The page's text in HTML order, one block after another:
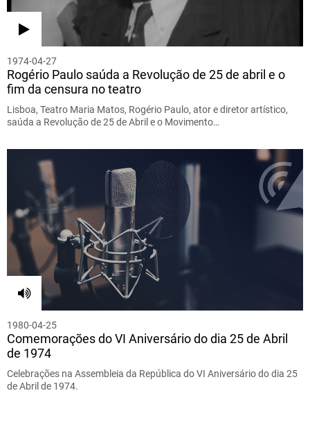
1974-04-27
Rogério Paulo saúda a Revolução de 25 de abril e o
fim da censura no teatro
Lisboa, Teatro Maria Matos, Rogério Paulo, ator e diretor artístico,
saúda a Revolução de 25 de Abril e o Movimento…
1980-04-25
Comemorações do VI Aniversário do dia 25 de Abril
de 1974
Celebrações na Assembleia da República do VI Aniversário do dia 25
de Abril de 1974.